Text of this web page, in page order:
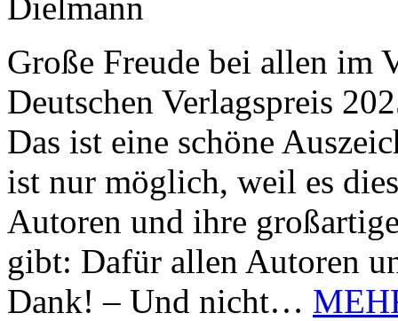
Große Freude bei allen im
Deutschen Verlagspreis
Das ist eine schöne
ist nur möglich, weil es
Autoren und ihre
gibt: Dafür allen Autoren
Dank! – Und nicht…